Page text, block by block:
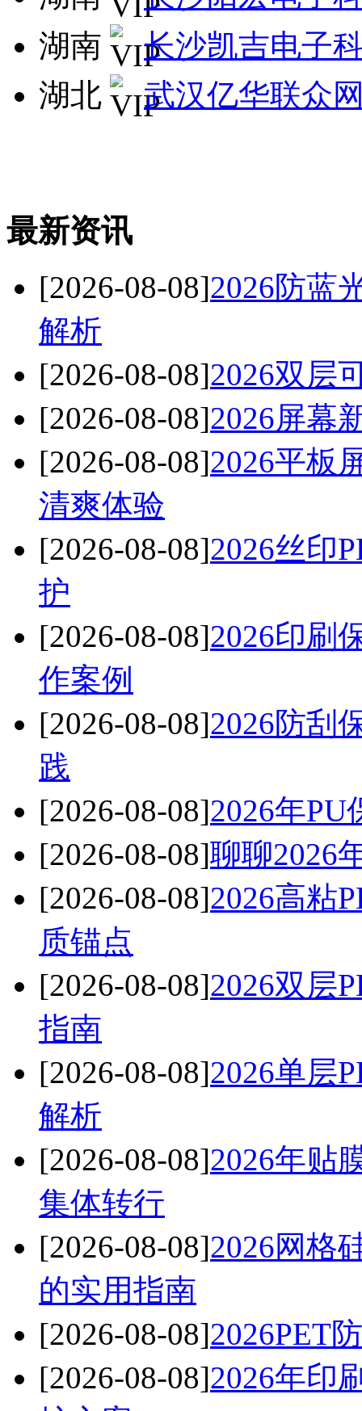
湖南
长沙凯吉电子
湖北
武汉亿华联众
最新资讯
[2026-08-08]2026防蓝
解析
[2026-08-08]2026双层
[2026-08-08]2026屏幕
[2026-08-08]2026平板
清爽体验
[2026-08-08]2026丝印
护
[2026-08-08]2026印刷
作案例
[2026-08-08]2026防刮
践
[2026-08-08]2026年
[2026-08-08]聊聊2026
[2026-08-08]2026高粘
质锚点
[2026-08-08]2026双层
指南
[2026-08-08]2026单层
解析
[2026-08-08]2026年贴
集体转行
[2026-08-08]2026网格
的实用指南
[2026-08-08]2026PET
[2026-08-08]2026年印